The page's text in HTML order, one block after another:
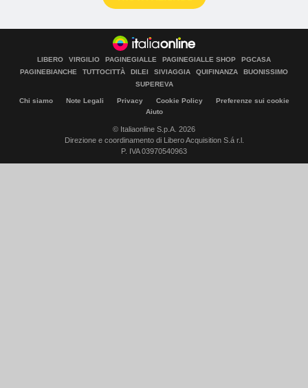
LIBERO VIRGILIO PAGINEGIALLE PAGINEGIALLE SHOP
PGCASA
PAGINEBIANCHE
TUTTOCITTÀ DILEI SIVIAGGIA QUIFINANZA
BUONISSIMO
SUPEREVA
Chi siamo Note Legali Privacy Cookie Policy
Preferenze sui cookie
Aiuto
© Italiaonline S.p.A. 2026
Direzione e coordinamento di Libero Acquisition S.á r.l.
P. IVA 03970540963